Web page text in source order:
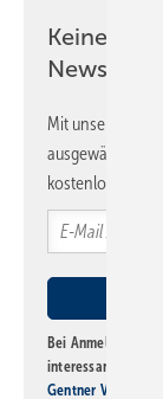
Keine
Newsletter!
Mit unserem
ausgewählte
kostenlos direkt
Bei Anmeldung zu
interessante
Gentner Verlag